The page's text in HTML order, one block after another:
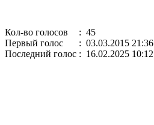
Кол-во голосов
: 45
Первый голос
: 03.03.2015 21:36
Последний голос : 16.02.2025 10:12